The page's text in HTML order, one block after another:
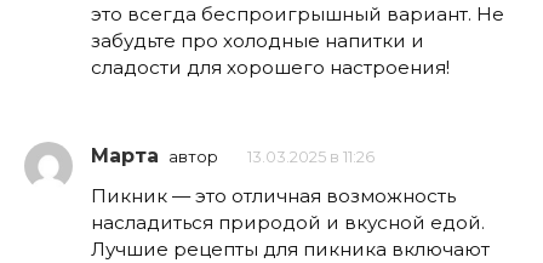
это всегда беспроигрышный вариант. Не
забудьте про холодные напитки и
сладости для хорошего настроения!
Марта автор 13.03.2025 в 11:26
Пикник — это отличная возможность
насладиться природой и вкусной едой.
Лучшие рецепты для пикника включают